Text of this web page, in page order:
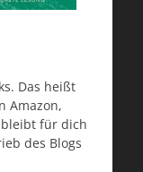
Das heißt
Amazon,
für dich
des Blogs